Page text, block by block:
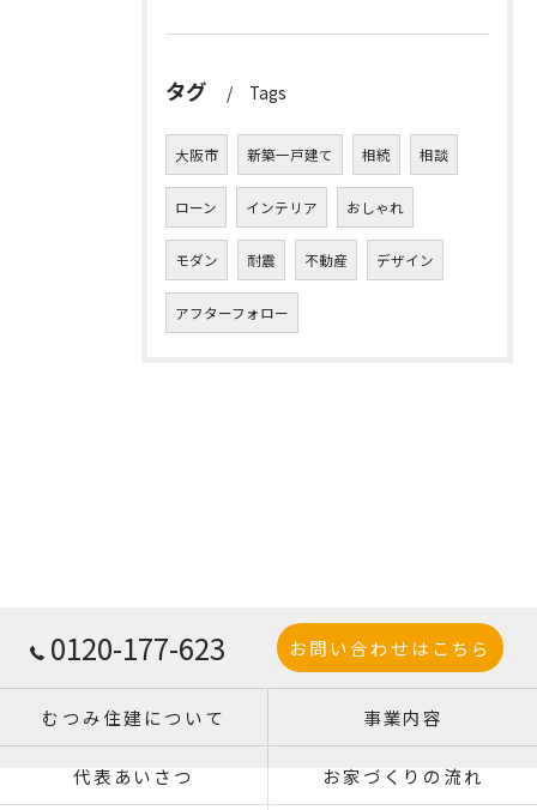
タグ Tags
大阪市 新築一戸建て 相続 相談
ローン インテリア おしゃれ
モダン 耐震 不動産 デザイン
アフターフォロー
0120-177-623 お問い合わせはこちら
むつみ住建について 事業内容
代表あいさつ お家づくりの流れ